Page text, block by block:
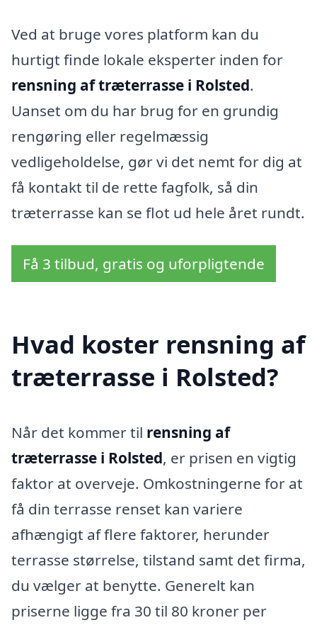
Ved at bruge vores platform kan du
hurtigt finde lokale eksperter inden for
rensning af træterrasse i Rolsted.
Uanset om du har brug for en grundig
rengøring eller regelmæssig
vedligeholdelse, gør vi det nemt for dig at
få kontakt til de rette fagfolk, så din
træterrasse kan se flot ud hele året rundt.
Få 3 tilbud, gratis og uforpligtende
Hvad koster rensning af
træterrasse i Rolsted?
Når det kommer til rensning af
træterrasse i Rolsted, er prisen en vigtig
faktor at overveje. Omkostningerne for at
få din terrasse renset kan variere
afhængigt af flere faktorer, herunder
terrasse størrelse, tilstand samt det firma,
du vælger at benytte. Generelt kan
priserne ligge fra 30 til 80 kroner per